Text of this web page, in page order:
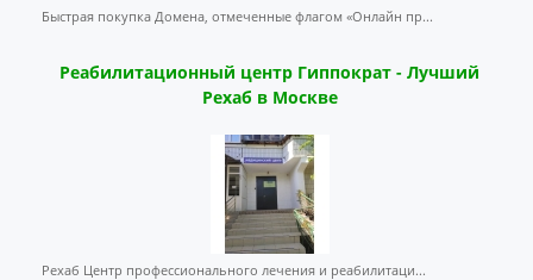
Быстрая покупка Домена, отмеченные флагом «Онлайн пр...
Реабилитационный центр Гиппократ - Лучший
Рехаб в Москве
Рехаб Центр профессионального лечения и реабилитаци...